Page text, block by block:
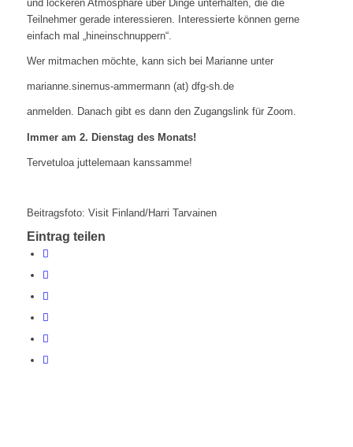
und lockeren Atmosphäre über Dinge unterhalten, die die
Teilnehmer gerade interessieren. Interessierte können gerne
einfach mal „hineinschnuppern“.
Wer mitmachen möchte, kann sich bei Marianne unter
marianne.sinemus-ammermann (at) dfg-sh.de
anmelden. Danach gibt es dann den Zugangslink für Zoom.
Immer am 2. Dienstag des Monats!
Tervetuloa juttelemaan kanssamme!
Beitragsfoto: Visit Finland/Harri Tarvainen
Eintrag teilen